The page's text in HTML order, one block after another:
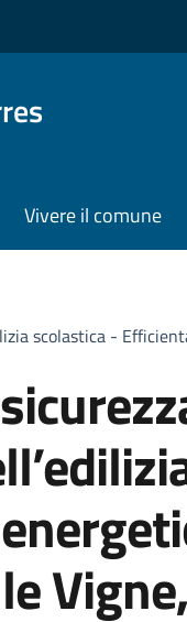
Vivere il comune
scolastica -